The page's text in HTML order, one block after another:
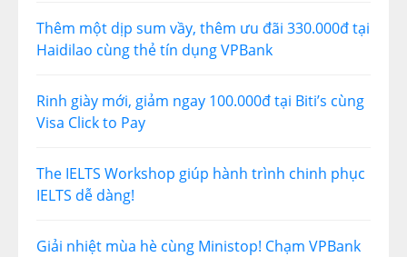
Thêm một dịp sum vầy, thêm ưu đãi 330.000đ tại
Haidilao cùng thẻ tín dụng VPBank
Rinh giày mới, giảm ngay 100.000đ tại Biti’s cùng
Visa Click to Pay
The IELTS Workshop giúp hành trình chinh phục
IELTS dễ dàng!
Giải nhiệt mùa hè cùng Ministop! Chạm VPBank